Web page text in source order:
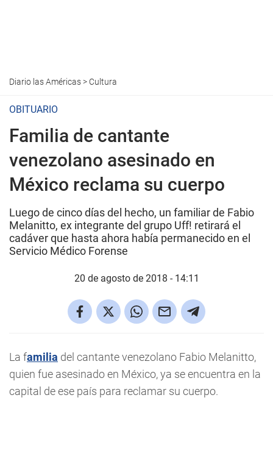
Diario las Américas> Cultura
OBITUARIO
Familia de cantante
venezolano asesinado en
México reclama su cuerpo
Luego de cinco días del hecho, un familiar de Fabio
Melanitto, ex integrante del grupo Uff! retirará el
cadáver que hasta ahora había permanecido en el
Servicio Médico Forense
20 de agosto de 2018 - 14:11
La familia del cantante venezolano Fabio Melanitto,
quien fue asesinado en México, ya se encuentra en la
capital de ese país para reclamar su cuerpo.